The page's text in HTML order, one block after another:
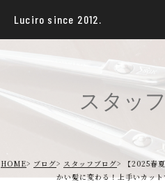
Luciro since 2012.
スタッ
HOME ブログ スタッフブログ
【2025春
かい髪に変わる！上手いカッ